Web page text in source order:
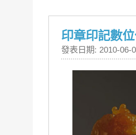
印章印記數
發表日期: 2010-06-